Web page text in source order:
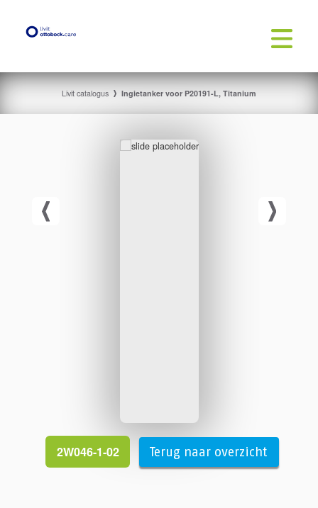
Livit catalogus Ingietanker voor P20191-L, Titanium
2W046-1-02 Terug naar overzicht